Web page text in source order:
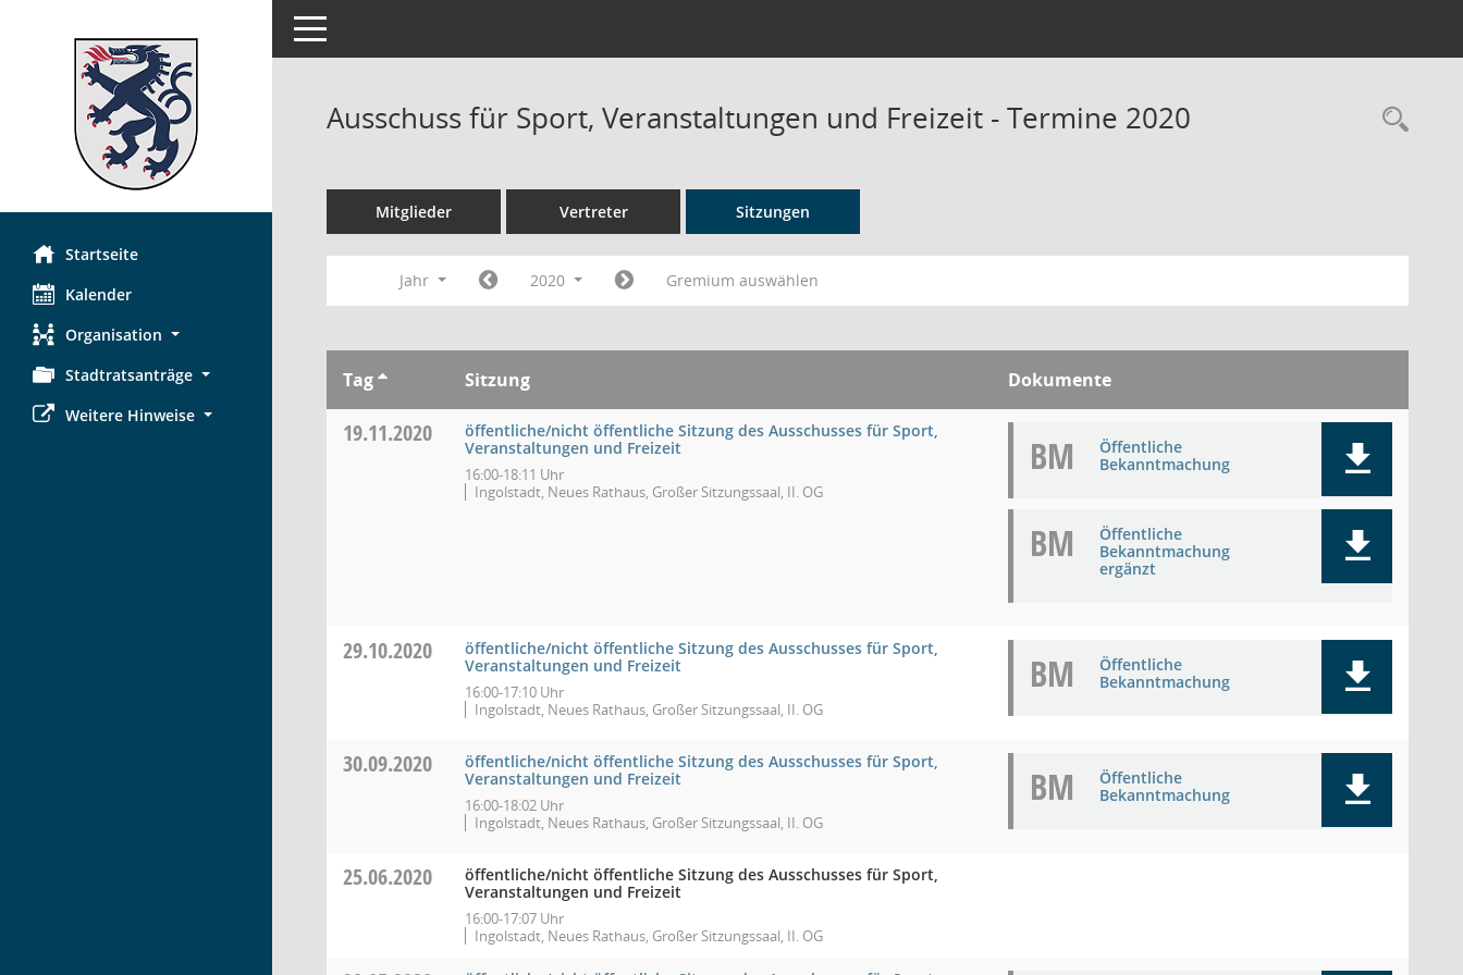
Startseite
Kalender
Organisation
Stadtratsanträge
Weitere Hinweise
Toggle navigation
Ausschuss für Sport, Veranstaltungen und Freizeit - Termine 2020
Mitglieder Vertreter Sitzungen
Jahr 2020 Gremium auswählen
Tag Sitzung Dokumente
19.11.2020
öffentliche/nicht öffentliche Sitzung des Ausschusses für Sport,
Veranstaltungen und Freizeit
16:00-18:11 Uhr
Ingolstadt, Neues Rathaus, Großer Sitzungssaal, II. OG
BM
Öffentliche
Bekanntmachung
BM
Öffentliche
Bekanntmachung
ergänzt
29.10.2020
öffentliche/nicht öffentliche Sitzung des Ausschusses für Sport,
Veranstaltungen und Freizeit
16:00-17:10 Uhr
Ingolstadt, Neues Rathaus, Großer Sitzungssaal, II. OG
BM
Öffentliche
Bekanntmachung
30.09.2020
öffentliche/nicht öffentliche Sitzung des Ausschusses für Sport,
Veranstaltungen und Freizeit
16:00-18:02 Uhr
Ingolstadt, Neues Rathaus, Großer Sitzungssaal, II. OG
BM
Öffentliche
Bekanntmachung
25.06.2020
öffentliche/nicht öffentliche Sitzung des Ausschusses für Sport,
Veranstaltungen und Freizeit
16:00-17:07 Uhr
Ingolstadt, Neues Rathaus, Großer Sitzungssaal, II. OG